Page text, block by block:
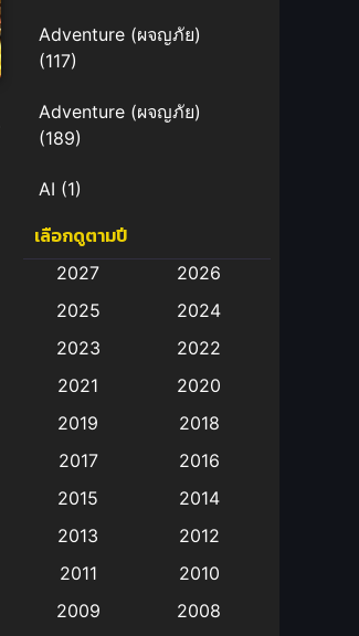
Adventure (ผจญภัย)
(117)
Adventure (ผจญภัย)
(189)
AI (1)
Amazon Prime
Animation
Animation การ์ตูน(88)
Animation แอนิเมชั่น(1)
Animation แอนิเมชัน
(19)
anime(9)
เลือกดูตามปี
2027
2026
2025
2024
2023
2022
2021
2020
2019
2018
2017
2016
2015
2014
2013
2012
2011
2010
2009
2008